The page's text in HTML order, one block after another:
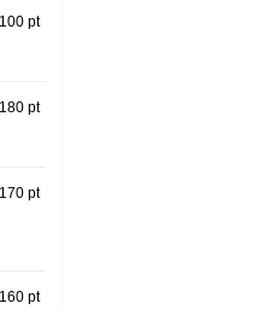
pt
180 pt
170 pt
160 pt